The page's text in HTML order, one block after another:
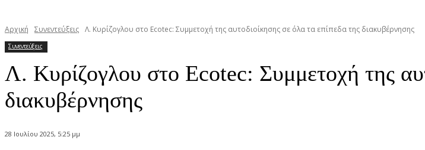
Αρχική Συνεντεύξεις Λ. Κυρίζογλου στο Ecotec: Συμμετοχή της αυτοδιοίκησης σε όλα τα επίπεδα της διακυβέρνησης
Συνεντεύξεις
Λ. Κυρίζογλου στο Ecotec: Συμμετοχή της
διακυβέρνησης
28 Ιουλίου 2025, 5:25 μμ